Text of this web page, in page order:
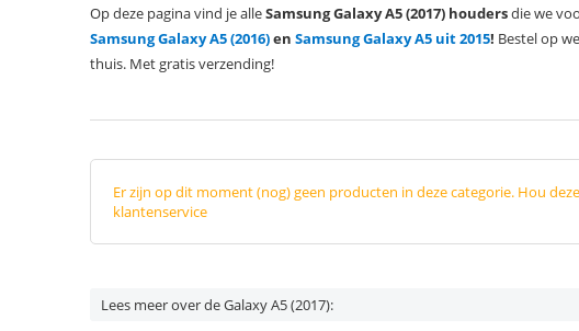
Op deze pagina vind je alleSamsung Galaxy A5 (2017) houdersdie we
Samsung Galaxy A5 (2016)en Samsung Galaxy A5 uit 2015! Bestel op
thuis. Met gratis verzending!
Er zijn op dit moment (nog) geen producten in deze categorie. Hou
klantenservice
Lees meer over de Galaxy A5 (2017):